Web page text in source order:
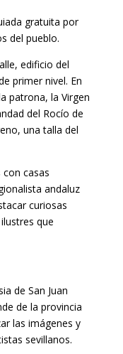
gratuita por
del pueblo.
edificio del
primer nivel. En
patrona, la Virgen
del Rocío de
una talla del
casas
andaluz
curiosas
que
de San Juan
de la provincia
las imágenes y
sevillanos.